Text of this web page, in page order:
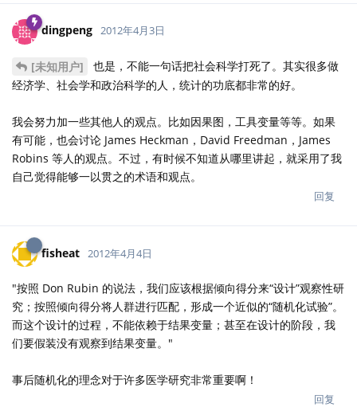
dingpeng 2012年4月3日
[未知用户]
也是，不能一句话把社会科学打死了。其实很多做
经济学、社会学和政治科学的人，统计的功底都非常的好。
我会努力加一些其他人的观点。比如因果图，工具变量等等。如果
有可能，也会讨论 James Heckman，David Freedman，James
Robins 等人的观点。不过，有时候不知道从哪里讲起，就采用了我
自己觉得能够一以贯之的术语和观点。
回复
fisheat 2012年4月4日
"按照 Don Rubin 的说法，我们应该根据倾向得分来“设计”观察性研
究；按照倾向得分将人群进行匹配，形成一个近似的“随机化试验”。
而这个设计的过程，不能依赖于结果变量；甚至在设计的阶段，我
们要假装没有观察到结果变量。"
事后随机化的理念对于许多医学研究非常重要啊！
回复